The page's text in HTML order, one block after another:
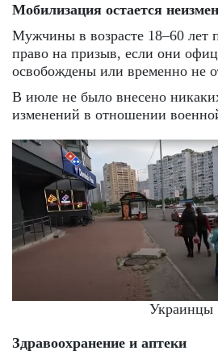
Мобилизация остается
Мужчины в возрасте 18–60 лет
право на призыв, если они
освобождены или временно не
В июле не было внесено
изменений в отношении
Украинцы
Здравоохранение и аптеки